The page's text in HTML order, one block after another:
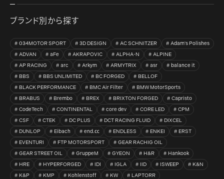
ブランド別から探す
034MOTOR SPORT 3D DESIGN AC SCHNITZER
Adam's Polishes
ADVAN
aFe AKRAPOVIC ALPHA-N
ALPINE
AP RACING
arc Arkym ARMYTRIX asr
balance it
BBS
BBS UNLIMITED BC FORGED
BELLOF
BLACK PERFORMANCE
BMC Air Filter
BMW MotorSports
BRABUS
Brembo BREX BRIXTON FORGED
Capristo
CodeTech
CONTINENTAL core dev CORE LED
CPM
CSF
CTEK DC PLUS DCT RACING FLUID
DIXCEL
DUNLOP
Eibach end.㏄ ENDLESS ENKEI
ERST
EVENTURI
FTP MOTORSPORT
GEAR RACHIG OIL
GEAR STREET OIL
GruppeM GYEON H&R
Hankook
HRE
HYPERFORGED IDI IGLA IID ISWEEP
K&N
K&P
KMP Kohlenstoff KW
LAPTORR